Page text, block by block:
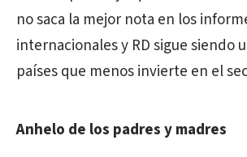
no saca la mejor nota en los
internacionales y RD sigue siendo
países que menos invierte en el
Anhelo de los padres y madres